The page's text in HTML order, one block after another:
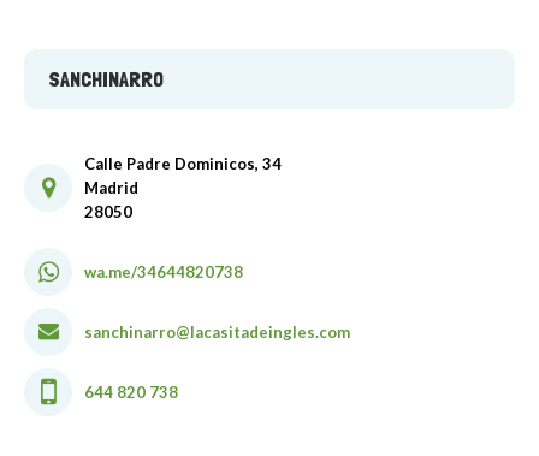
SANCHINARRO
Calle Padre Dominicos, 34
Madrid
28050
wa.me/34644820738
sanchinarro@lacasitadeingles.com
644 820 738